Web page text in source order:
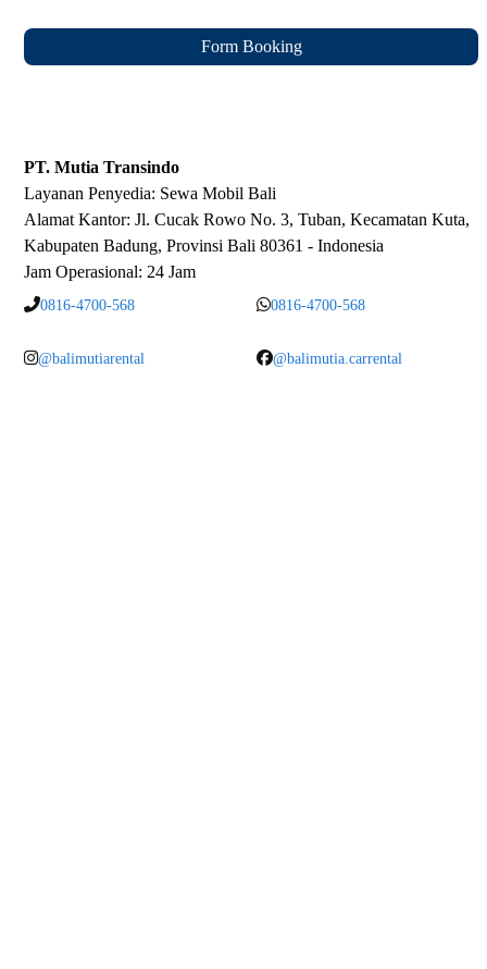
Form Booking
PT. Mutia Transindo
Layanan Penyedia: Sewa Mobil Bali
Alamat Kantor: Jl. Cucak Rowo No. 3, Tuban, Kecamatan Kuta,
Kabupaten Badung, Provinsi Bali 80361 - Indonesia
Jam Operasional: 24 Jam
0816-4700-568 0816-4700-568
@balimutiarental @balimutia.carrental